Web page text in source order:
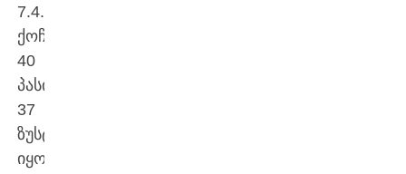
7.4.
ქოჩორას
40
პასიდან
37
ზუსტი
იყო,